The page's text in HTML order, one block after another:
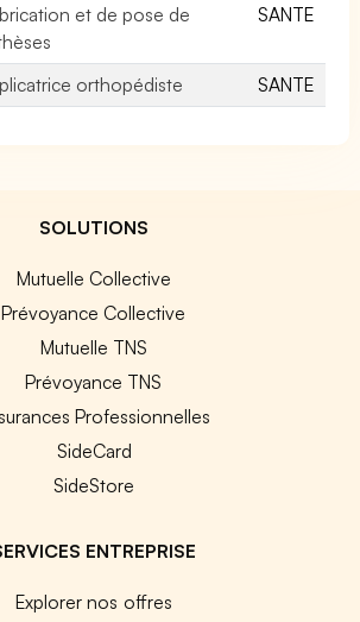
et de pose de
SANTE
orthopédiste SANTE
SOLUTIONS
Mutuelle Collective
Prévoyance Collective
Mutuelle TNS
Prévoyance TNS
Professionnelles
SideCard
SideStore
ENTREPRISE
Explorer nos offres